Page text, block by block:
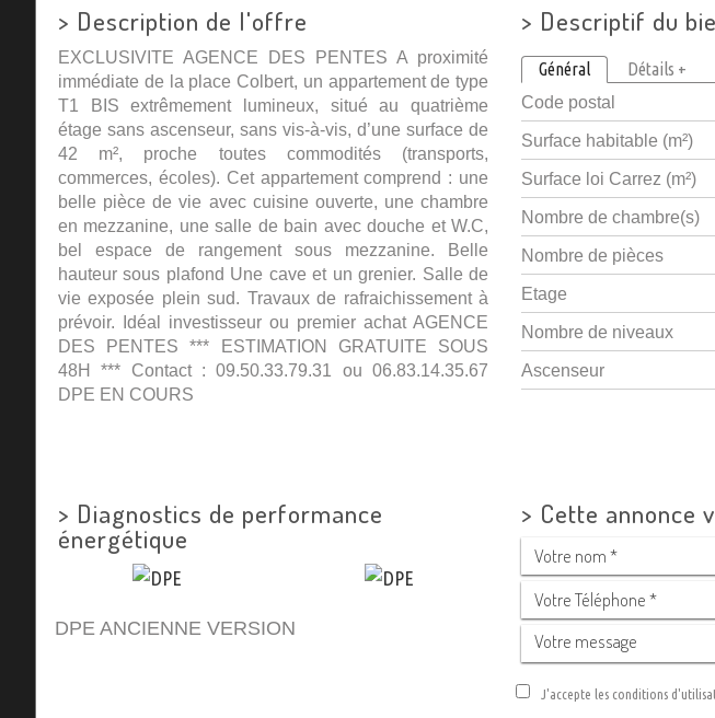
> Description de l'offre
EXCLUSIVITE AGENCE DES PENTES A proximité
immédiate de la place Colbert, un appartement de type
T1 BIS extrêmement lumineux, situé au quatrième
étage sans ascenseur, sans vis-à-vis, d’une surface de
42 m², proche toutes commodités (transports,
commerces, écoles). Cet appartement comprend : une
belle pièce de vie avec cuisine ouverte, une chambre
en mezzanine, une salle de bain avec douche et W.C,
bel espace de rangement sous mezzanine. Belle
hauteur sous plafond Une cave et un grenier. Salle de
vie exposée plein sud. Travaux de rafraichissement à
prévoir. Idéal investisseur ou premier achat AGENCE
DES PENTES *** ESTIMATION GRATUITE SOUS
48H *** Contact : 09.50.33.79.31 ou 06.83.14.35.67
DPE EN COURS
> Descriptif du
Général Détails +
Code postal
Surface habitable (m²)
Surface loi Carrez (m²)
Nombre de chambre(s)
Nombre de pièces
Etage
Nombre de niveaux
Ascenseur
> Diagnostics de performance
énergétique
DPE ANCIENNE VERSION
> Cette annonce
J'accepte les conditions